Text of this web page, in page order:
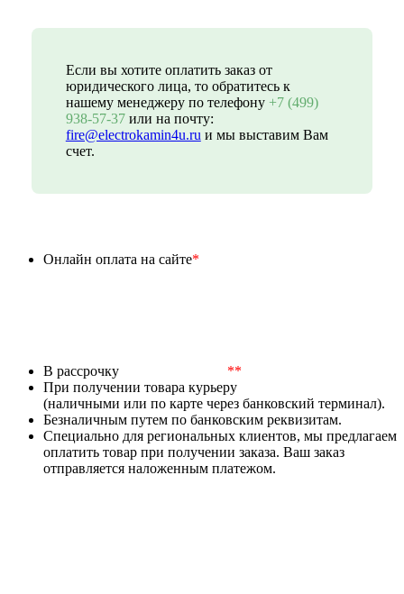
Если вы хотите оплатить заказ от
юридического лица, то обратитесь к
нашему менеджеру по телефону +7 (499)
938-57-37или на почту:
fire@electrokamin4u.ru и мы выставим Вам
счет.
Онлайн оплата на сайте*
В рассрочку
**
При получении товара курьеру
(наличными или по карте через банковский терминал).
Безналичным путем по банковским реквизитам.
Специально для региональных клиентов, мы предлагаем
оплатить товар при получении заказа. Ваш заказ
отправляется наложенным платежом.